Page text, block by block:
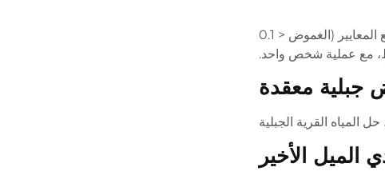
دراسة حالة: لدينا وحدات “ مصنع المياه في صندوق” وقدم 000 100 شخص في القرى الجبلية المتناثرة مياه الشرب المتوافقة مع المعايير (الغموض < 0.1
المياه القرية الجبلية
الأخير